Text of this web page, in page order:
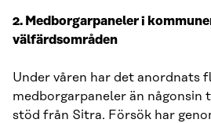
2. Medborgarpaneler i
välfärdsområden
Under våren har det anordnats
medborgarpaneler än någonsin
stöd från Sitra. Försök har